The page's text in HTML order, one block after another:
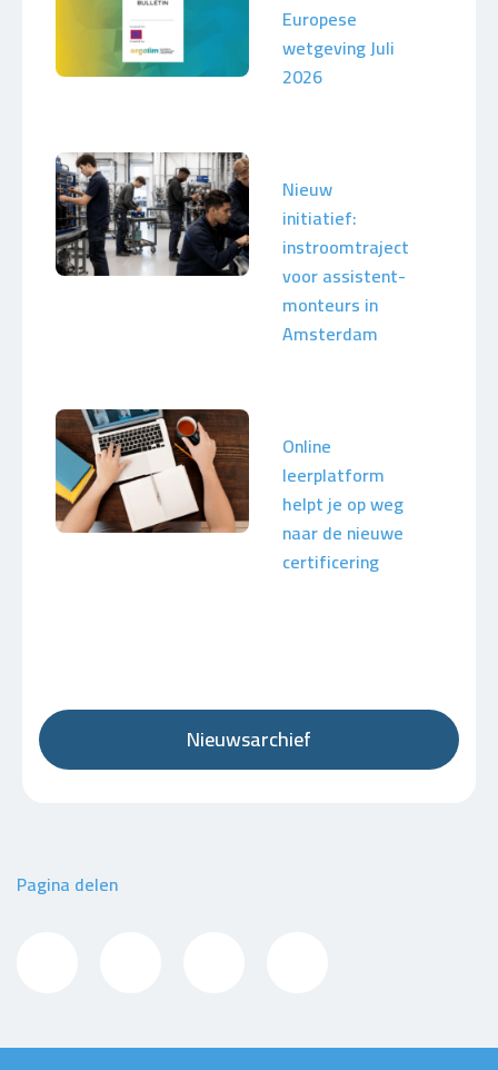
Europese
wetgeving Juli
2026
Nieuw
initiatief:
instroomtraject
voor assistent-
monteurs in
Amsterdam
Online
leerplatform
helpt je op weg
naar de nieuwe
certificering
Nieuwsarchief
Pagina delen